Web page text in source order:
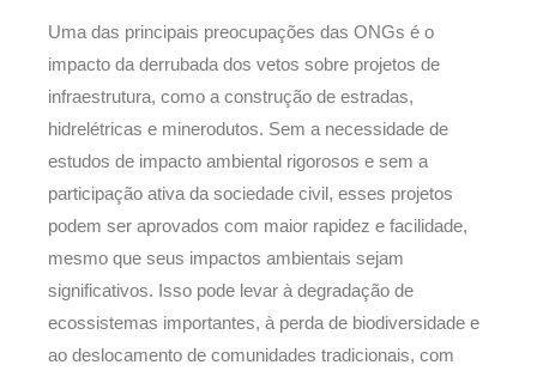
Uma das principais preocupações das ONGs é o
impacto da derrubada dos vetos sobre projetos de
infraestrutura, como a construção de estradas,
hidrelétricas e minerodutos. Sem a necessidade de
estudos de impacto ambiental rigorosos e sem a
participação ativa da sociedade civil, esses projetos
podem ser aprovados com maior rapidez e facilidade,
mesmo que seus impactos ambientais sejam
significativos. Isso pode levar à degradação de
ecossistemas importantes, à perda de biodiversidade e
ao deslocamento de comunidades tradicionais, com